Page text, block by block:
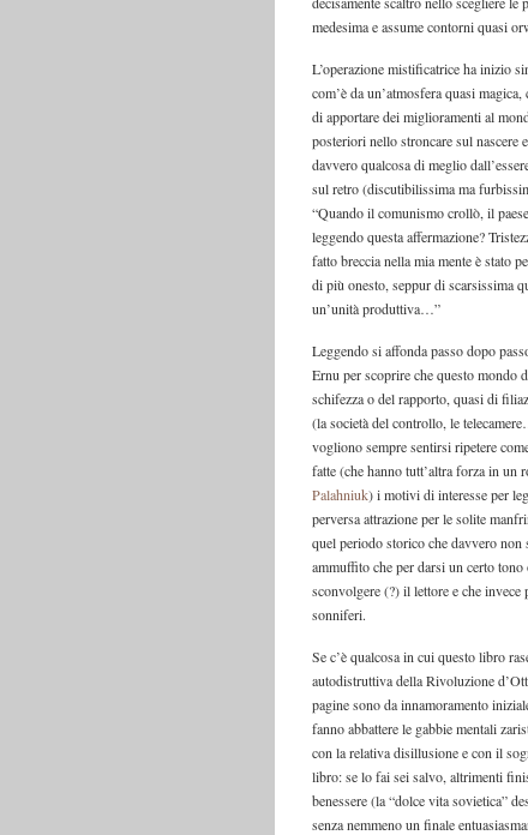
medesima e assume contorni quasi
L’operazione mistificatrice ha inizio
com’è da un’atmosfera quasi
di apportare dei miglioramenti al
posteriori nello stroncare sul nascere
davvero qualcosa di meglio
sul retro (discutibilissima ma
“Quando il comunismo crollò, il
leggendo questa affermazione?
fatto breccia nella mia mente è stato
di più onesto, seppur di scarsissima
un’unità produttiva…”
Leggendo si affonda passo dopo
Ernu per scoprire che questo mondo
schifezza o del rapporto, quasi di
(la società del controllo, le
vogliono sempre sentirsi ripetere
fatte (che hanno tutt’altra forza in un
Palahniuk) i motivi di interesse per
perversa attrazione per le solite
quel periodo storico che davvero
ammuffito che per darsi un certo
sconvolgere (?) il lettore e che
sonniferi.
Se c’è qualcosa in cui questo libro
autodistruttiva della Rivoluzione
pagine sono da innamoramento
fanno abbattere le gabbie mentali
con la relativa disillusione e con il
libro: se lo fai sei salvo, altrimenti
benessere (la “dolce vita sovietica”
senza nemmeno un finale